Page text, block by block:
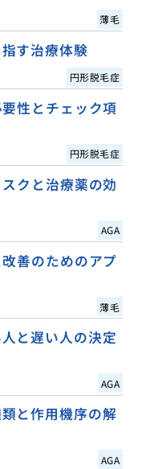
薄毛
す治療体験
円形脱毛症
性とチェック項
円形脱毛症
クと治療薬の効
AGA
善のためのアプ
薄毛
と遅い人の決定
AGA
と作用機序の解
AGA